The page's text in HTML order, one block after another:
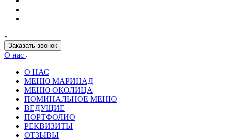
Заказать звонок
О нас
О НАС
МЕНЮ МАРИНАД
МЕНЮ ОКОЛИЦА
ПОМИНАЛЬНОЕ МЕНЮ
ВЕДУЩИЕ
ПОРТФОЛИО
РЕКВИЗИТЫ
ОТЗЫВЫ